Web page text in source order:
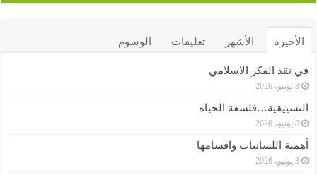
الأخيرة الأشهر تعليقات الوسوم
في نقد الفكر الاسلامي
8 يونيو، 2026
التسييقية…فلسفة الحياه
8 يونيو، 2026
أهمية اللسانيات واقسامها
3 يونيو، 2026